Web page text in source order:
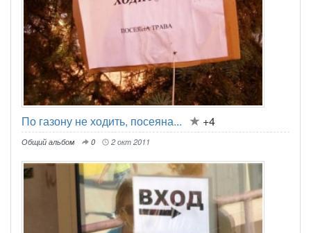
По газону не ходить, посеяна... +4
Общий альбом 0 2 окт 2011